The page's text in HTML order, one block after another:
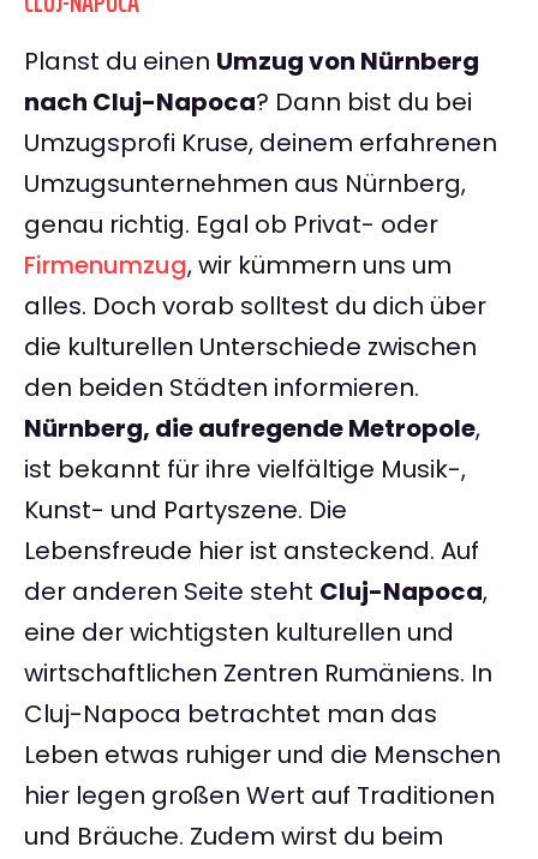
Planst du einen Umzug von Nürnberg
nach Cluj-Napoca? Dann bist du bei
Umzugsprofi Kruse, deinem erfahrenen
Umzugsunternehmen aus Nürnberg,
genau richtig. Egal ob Privat- oder
Firmenumzug, wir kümmern uns um
alles. Doch vorab solltest du dich über
die kulturellen Unterschiede zwischen
den beiden Städten informieren.
Nürnberg, die aufregende Metropole,
ist bekannt für ihre vielfältige Musik-,
Kunst- und Partyszene. Die
Lebensfreude hier ist ansteckend. Auf
der anderen Seite steht Cluj-Napoca,
eine der wichtigsten kulturellen und
wirtschaftlichen Zentren Rumäniens. In
Cluj-Napoca betrachtet man das
Leben etwas ruhiger und die Menschen
hier legen großen Wert auf Traditionen
und Bräuche. Zudem wirst du beim